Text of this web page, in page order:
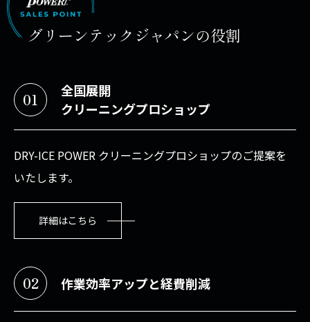
グリーンテックジャパンの役割
01
全国展開
クリーニングプロショップ
DRY-ICE POWER クリーニングプロショップのご提案を
いたします。
詳細はこちら
02 作業効率アップと経費削減